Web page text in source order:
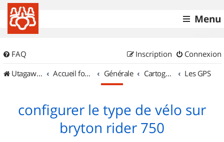
Menu
FAQ Connexion
Inscription
UtagawaVTT (Randos VTT et VTTAE avec traces GPS)
Accueil forum Générale Cartographie et GPS Les GPS
configurer le type de vélo sur
bryton rider 750